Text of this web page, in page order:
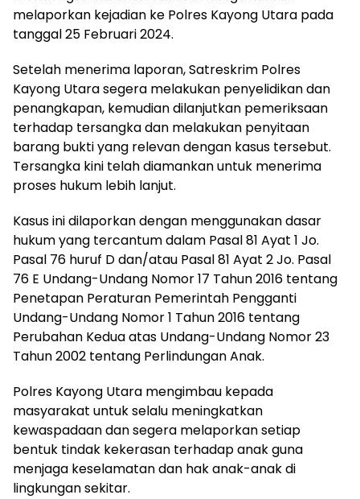
melaporkan kejadian ke Polres Kayong Utara pada
tanggal 25 Februari 2024.
Setelah menerima laporan, Satreskrim Polres
Kayong Utara segera melakukan penyelidikan dan
penangkapan, kemudian dilanjutkan pemeriksaan
terhadap tersangka dan melakukan penyitaan
barang bukti yang relevan dengan kasus tersebut.
Tersangka kini telah diamankan untuk menerima
proses hukum lebih lanjut.
Kasus ini dilaporkan dengan menggunakan dasar
hukum yang tercantum dalam Pasal 81 Ayat 1 Jo.
Pasal 76 huruf D dan/atau Pasal 81 Ayat 2 Jo. Pasal
76 E Undang-Undang Nomor 17 Tahun 2016 tentang
Penetapan Peraturan Pemerintah Pengganti
Undang-Undang Nomor 1 Tahun 2016 tentang
Perubahan Kedua atas Undang-Undang Nomor 23
Tahun 2002 tentang Perlindungan Anak.
Polres Kayong Utara mengimbau kepada
masyarakat untuk selalu meningkatkan
kewaspadaan dan segera melaporkan setiap
bentuk tindak kekerasan terhadap anak guna
menjaga keselamatan dan hak anak-anak di
lingkungan sekitar.